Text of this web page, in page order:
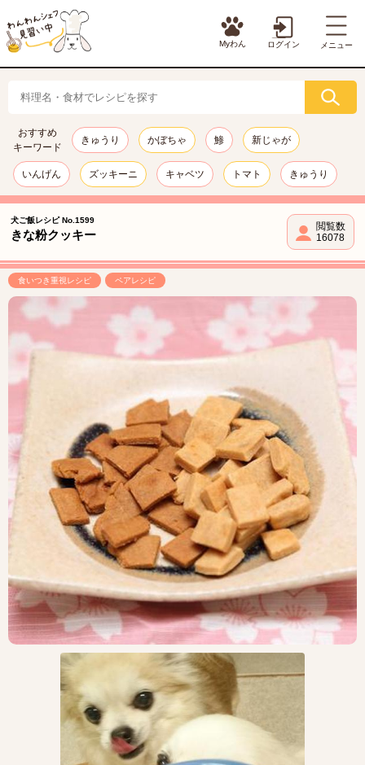
Myわん ログイン メニュー
おすすめ
キーワード
きゅうり かぼちゃ 鯵 新じゃが
いんげん ズッキーニ キャベツ トマト きゅうり
犬ご飯レシピ No.1599
きな粉クッキー
閲覧数
16078
食いつき重視レシピ ペアレシピ